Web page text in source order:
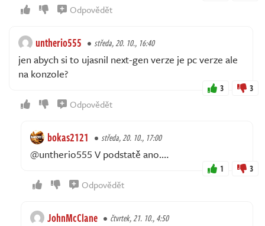
Odpovědět
untherio555 středa, 20. 10., 16:40
jen abych si to ujasnil next-gen verze je pc verze ale
na konzole?
3 3
Odpovědět
bokas2121 středa, 20. 10., 17:00
@untherio555 V podstatě ano….
1 3
Odpovědět
JohnMcClane čtvrtek, 21. 10., 4:50